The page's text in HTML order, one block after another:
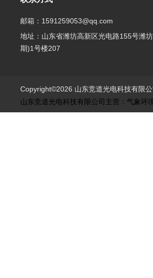
邮箱：1591259053@qq.com
地址：山东省潍坊高新区光电路155号潍
期)1号楼207
Copyright©2026 山东竞道光电科技有
山东竞道光电科技有限公司主营：气象环